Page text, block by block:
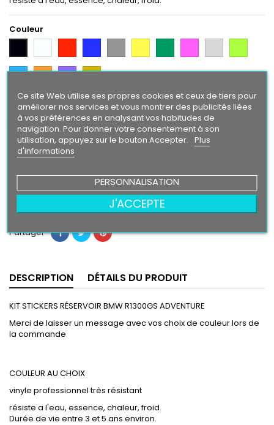
Couleur
ArgentCitron
Bleu
OrangeVioletGold
Finition
Brillant
Mat
Quantité  Ajouter au panier
Partager
DESCRIPTION DÉTAILS DU PRODUIT
KIT STICKERS RÉSERVOIR BMW R1300GS ADVENTURE
Merci de laisser un message avec vos choix de couleur lors de
la commande
COULEUR AU CHOIX
vinyle professionnel très résistant
résiste a l'eau, essence, chaleur, froid.
Durée de vie entre 3 et 5 ans environ.
Ce site Web utilise ses propres cookies et ceux de tiers pour
améliorer nos services et vous montrer des publicités liées
à vos préférences en analysant vos habitudes de
navigation. Pour donner votre consentement à son
utilisation, appuyez sur le bouton Accepter. Plus
d'informations
PERSONNALISATION
J'ACCEPTE